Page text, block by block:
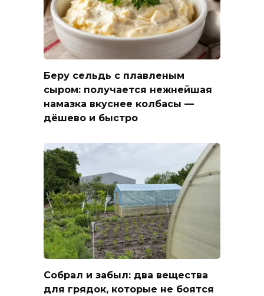
Беру сельдь с плавленым
сыром: получается нежнейшая
намазка вкуснее колбасы —
дёшево и быстро
Собрал и забыл: два вещества
для грядок, которые не боятся